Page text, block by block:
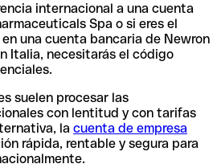
internacional a una cuenta
Spa o si eres el
una cuenta bancaria de Newron
Italia, necesitarás el código
suelen procesar las
con lentitud y con tarifas
la cuenta de empresa
rápida, rentable y segura para